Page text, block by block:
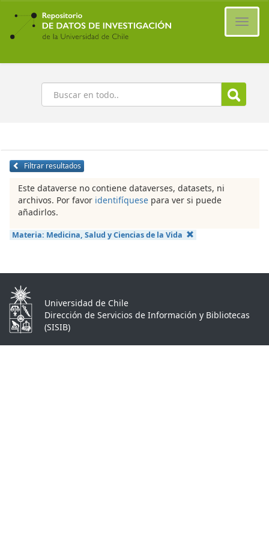
Ir
contenido
principal
Buscar
Filtrar resultados
Este dataverse no contiene dataverses, datasets, ni
archivos. Por favor identifíquese para ver si puede
añadirlos.
Materia: Medicina, Salud y Ciencias de la Vida
Universidad de Chile
Dirección de Servicios de Información y Bibliotecas
(SISIB)